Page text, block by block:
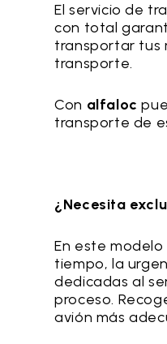
El servicio de
con total
transportar tus
transporte.
Con alfaloc
transporte de
¿Necesita
En este
tiempo, la
dedicadas al
proceso.
avión más